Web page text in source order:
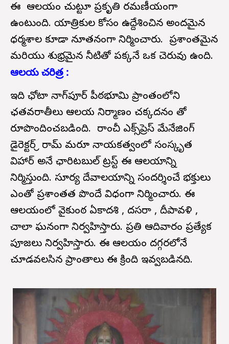
ఈ ఆలయం చుట్టూ ప్రకృతి రమణీయంగా
ఉంటుంది. యాత్రికుల కోసం ఉద్దేశించిన అందమైన
ధర్మశాల కూడా నూతనంగా నిర్మించారు. ప్రశాంతమైన
మరియు శుభ్రమైన నీటితో పక్కనే ఒక చెరువు ఉంది.
ఆలయ చరిత్ర :
ఇది ఛోటా నాగ్‌పూర్ పీఠభూమి ప్రాంతంలోని
ఛతవరాతీలు ఆలయ నిర్మాణం చక్కదనం తో
రూపొందించబడింది. రాంచీ ఎక్స్‌ప్రెస్ మేనేజింగ్
డైరెక్టర్ శ్రీ రామ్ మరూ నాయకత్వంలో సంస్కృత
విహార్ అనే ఛారిటబుల్ ట్రస్ట్ ఈ ఆలయాన్ని
నిర్మిస్తుంది. సూర్య దేవాలయాన్ని సందర్శించే భక్తులు
ఎంతో ప్రశాంతత పొందే విధంగా నిర్మించారు. ఈ
ఆలయంలో వైకుంఠ ఏకాదశి , దసరా , దీపావళి ,
చాలా ఘనంగా నిర్వహిస్తారు. ప్రతి ఆదివారం ప్రత్యేక
పూజలు నిర్వహిస్తారు. ఈ ఆలయం దగ్గరలోనే
చూడవలసిన ప్రాంతాలు ఈ క్రింది ఇవ్వబడినది.